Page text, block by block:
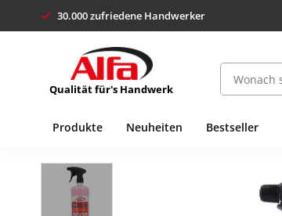
30.000 zufriedene Handwerker
Qualität für's Handwerk
Produkte Neuheiten Bestseller